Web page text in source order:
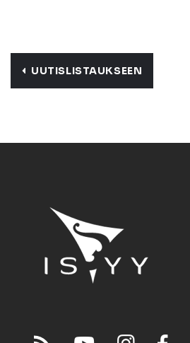
UUTISLISTAUKSEEN